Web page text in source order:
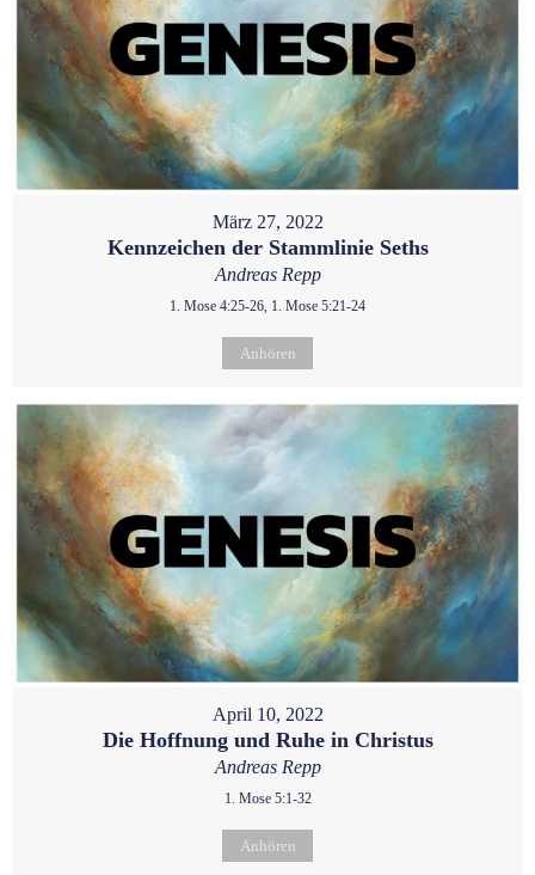
März 27, 2022
Kennzeichen der Stammlinie Seths
Andreas Repp
1. Mose 4:25-26, 1. Mose 5:21-24
Anhören
April 10, 2022
Die Hoffnung und Ruhe in Christus
Andreas Repp
1. Mose 5:1-32
Anhören